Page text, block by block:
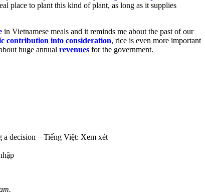
place to plant this kind of plant, as long as it supplies
in Vietnamese meals and it reminds me about the past of our
contribution into consideration, rice is even more important
huge annual revenues for the government.
a decision – Tiếng Việt: Xem xét